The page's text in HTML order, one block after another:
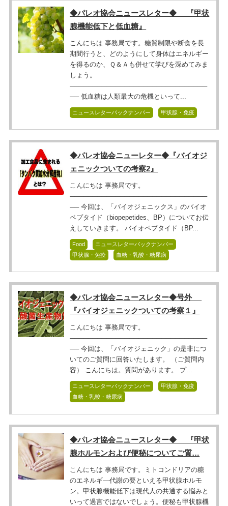
◆パレオ協会ニュースレター◆ 『甲状
腺機能低下と低血糖』
こんにちは 事務局です。糖質制限や断食を長
期間行うと、どのようにして身体はエネルギー
を得るのか、Ｑ＆Ａも併せて学びを深めてみま
しょう。
──────────────────────────────
── 低血糖は人類最大の危機といって...
ニュースレターバックナンバー 甲状腺・免疫
◆パレオ協会ニューレター◆『バイオジ
ェニックついての考察2』
こんにちは 事務局です。
──────────────────────────────
── 今回は、「バイオジェニックス」のバイオ
ペプタイド（biopepetides、BP）についてお伝
えしていきます。 バイオペプタイド（BP...
Food
ニュースレターバックナンバー
甲状腺・免疫
血糖・乳酸・糖尿病
◆パレオ協会ニュースレター◆号外
『バイオジェニックついての考察１』
こんにちは 事務局です。
──────────────────────────────
── 今回は、「バイオジェニック」の是非につ
いてのご質問に回答いたします。 （ご質問内
容） こんにちは。質問があります。 プ...
ニュースレターバックナンバー
甲状腺・免疫
血糖・乳酸・糖尿病
◆パレオ協会ニュースレター◆ 『甲状
腺ホルモンおよび便秘についてご質…
こんにちは 事務局です。ミトコンドリアの糖
のエネルギ―代謝の要といえる甲状腺ホルモ
ン。甲状腺機能低下は現代人の共通する悩みと
いって過言ではないでしょう。便秘も甲状腺機